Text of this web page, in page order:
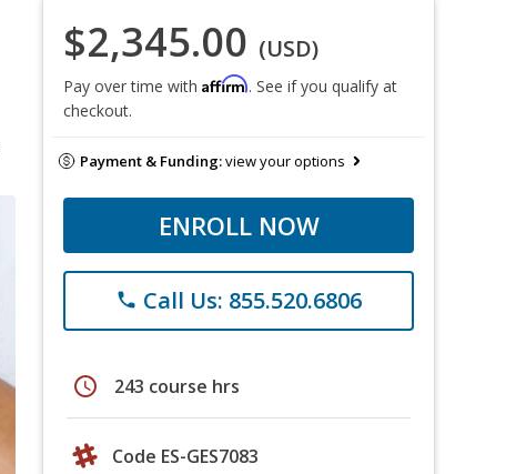
$2,345.00 (USD)
Pay over time with Affirm. See if you qualify at
checkout.
Payment & Funding:view your options
ENROLL NOW
phone Call Us: 855.520.6806
schedule 243 course hrs
Code ES-GES7083